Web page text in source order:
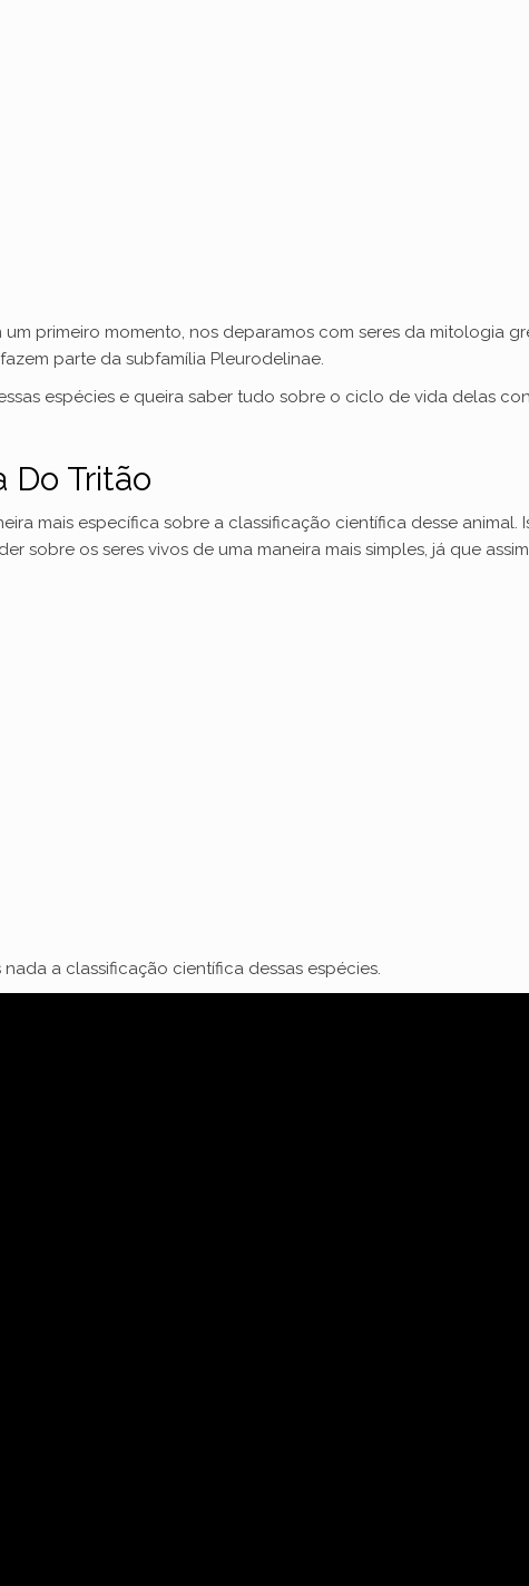
um primeiro momento, nos deparamos com seres da mitologia
parte da subfamília Pleurodelinae.
espécies e queira saber tudo sobre o ciclo de vida delas
Do Tritão
mais específica sobre a classificação científica desse
sobre os seres vivos de uma maneira mais simples, já que
a classificação científica dessas espécies.